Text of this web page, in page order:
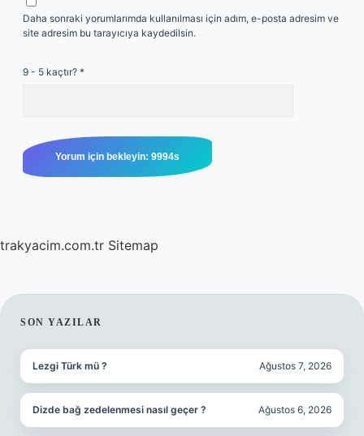
Daha sonraki yorumlarımda kullanılması için adım, e-posta adresim ve
site adresim bu tarayıcıya kaydedilsin.
9 - 5 kaçtır? *
trakyacim.com.tr Sitemap
SIDEBAR
SON YAZILAR
Lezgi Türk mü ? Ağustos 7, 2026
Dizde bağ zedelenmesi nasıl geçer ? Ağustos 6, 2026